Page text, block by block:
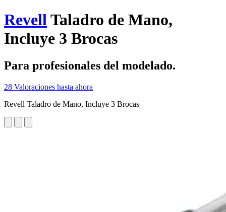
RevellTaladro de Mano,
Incluye 3 Brocas
Para profesionales del modelado.
28 Valoraciones hasta ahora
Revell Taladro de Mano, Incluye 3 Brocas